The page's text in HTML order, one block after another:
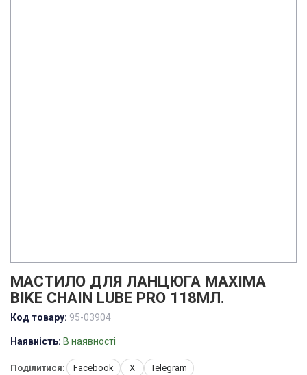
МАСТИЛО ДЛЯ ЛАНЦЮГА MAXIMA
BIKE CHAIN LUBE PRO 118МЛ.
Код товару: 95-03904
Наявність: В наявності
Поділитися: Facebook X Telegram